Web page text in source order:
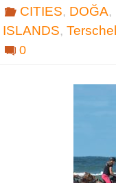
CITIES, DOĞA,
ISLANDS,
0